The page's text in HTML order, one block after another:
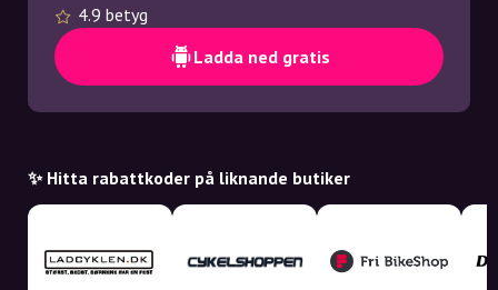
4.9 betyg
Ladda ned gratis
✨ Hitta rabattkoder på liknande butiker